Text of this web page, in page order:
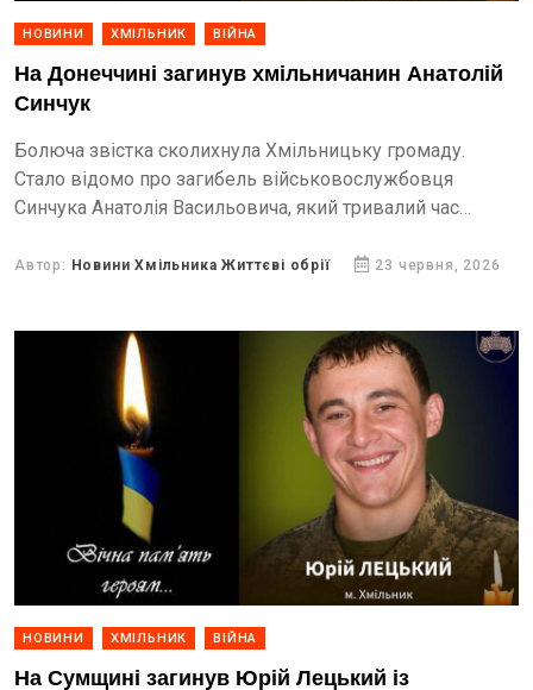
НОВИНИ ХМІЛЬНИК ВІЙНА
На Донеччині загинув хмільничанин Анатолій
Синчук
Болюча звістка сколихнула Хмільницьку громаду.
Стало відомо про загибель військовослужбовця
Синчука Анатолія Васильовича, який тривалий час
Автор: Новини Хмільника Життєві обрії 23 червня, 2026
НОВИНИ ХМІЛЬНИК ВІЙНА
На Сумщині загинув Юрій Лецький із